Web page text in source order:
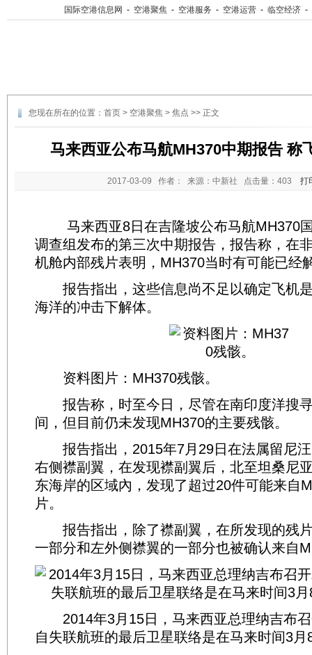
国际空港信息网 - 空港聚焦 - 空港服务 - 空港运营 - 临空经济 -
您现在所在的位置： 首页 > 空港聚焦 > 焦点 >> 正文
马来西亚公布马航MH370中期报告 称
2017-03-09 作者： 来源：中新社 点击量： 403 打
马来西亚8日在吉隆坡公布马航MH370
调查组发布的第三次中期报告，报告称，在
机舱内部残片表明，MH370当时有可能已经
报告指出，这些信息尚不足以确定飞机
海洋的冲击下解体。
资料图片：MH370残骸。
报告称，时至今日，尽管在南印度洋搜
间，但目前仍未发现MH370的主要残骸。
报告指出，2015年7月29日在法属留尼汪
右侧襟副翼，在发现襟副翼后，北至坦桑尼
东海岸的区域內，发现了超过20件可能来自
片。
报告指出，除了襟副翼，在所发现的残
一部分和左外侧襟翼的一部分也被确认来自
2014年3月15日，马来西亚总理纳吉布召
自失联航班的最后卫星联络是在马来时间3